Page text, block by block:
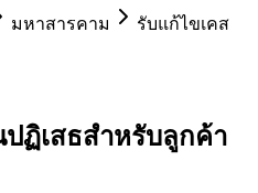
มหาสารคาม
รับแก้ไขเคส
ฏิเสธสำหรับลูกค้า